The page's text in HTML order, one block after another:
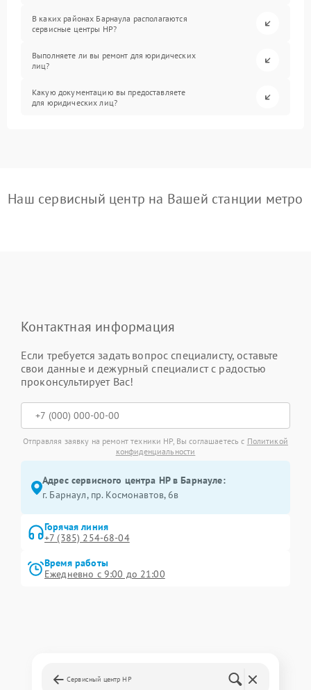
В каких районах Барнаула располагаются
сервисные центры HP?
Выполняете ли вы ремонт для юридических
лиц?
Какую документацию вы предоставляете
для юридических лиц?
Наш сервисный центр на Вашей станции метро
Контактная информация
Если требуется задать вопрос специалисту, оставьте
свои данные и дежурный специалист с радостью
проконсультирует Вас!
Отправляя заявку на ремонт техники HP, Вы соглашаетесь с Политикой
конфиденциальности
Адрес сервисного центра HP в Барнауле:
г. Барнаул, ​пр. Космонавтов, 6в
Горячая линия
+7 (385) 254-68-04
Время работы
Ежедневно с 9:00 до 21:00
Сервисный центр HP